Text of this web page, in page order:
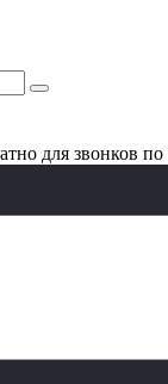
для звонков